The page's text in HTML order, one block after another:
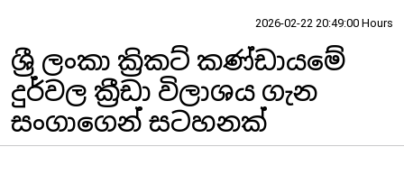
2026-02-22 20:49:00 Hours
ශ්‍රී ලංකා ක්‍රිකට් කණ්ඩායමේ
දුර්වල ක්‍රීඩා විලාශය ගැන
සංගාගෙන් සටහනක්